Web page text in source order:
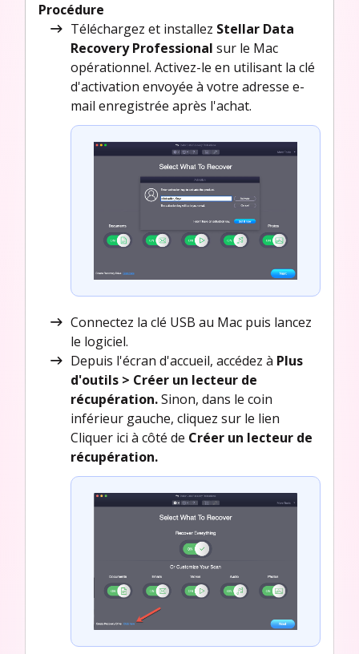
Procédure
Téléchargez et installez Stellar Data
Recovery Professional sur le Mac
opérationnel. Activez-le en utilisant la clé
d'activation envoyée à votre adresse e-
mail enregistrée après l'achat.
Connectez la clé USB au Mac puis lancez
le logiciel.
Depuis l'écran d'accueil, accédez à Plus
d'outils > Créer un lecteur de
récupération.Sinon, dans le coin
inférieur gauche, cliquez sur le lien
Cliquer ici à côté de Créer un lecteur de
récupération.